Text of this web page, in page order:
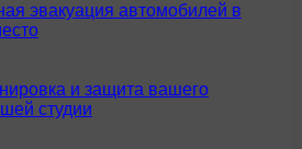
эвакуация автомобилей в
и защита вашего
студии